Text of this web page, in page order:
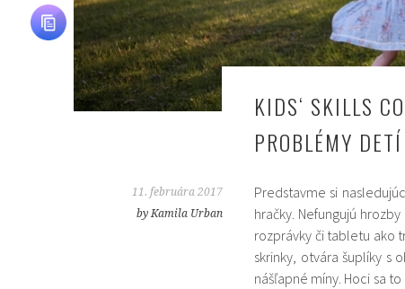
KIDS‘ SKILLS
PROBLÉMY
11. februára 2017
by Kamila Urban
Predstavme si
hračky. Nefungujú
rozprávky či tabletu ako
skrinky, otvára šuplíky s
nášľapné míny. Hoci sa